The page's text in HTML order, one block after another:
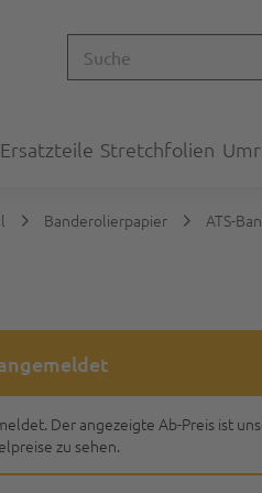
Ersatzteile Stretchfolien
Banderolierpapier ATS-
Der angezeigte Ab-Preis ist
zu sehen.